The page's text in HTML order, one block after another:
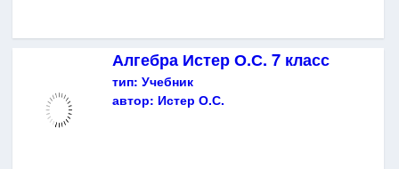
Алгебра Истер О.С. 7 класс
тип: Учебник
автор: Истер О.С.